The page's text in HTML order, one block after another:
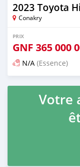
2023 Toyota
Conakry
PRIX
GNF 365 000
N/A (Essence)
Publié il y a plus d'un
Votre